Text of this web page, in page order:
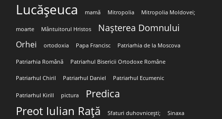
Lucășeuca mamă Mitropolia Mitropolia Moldovei;
moarte Mântuitorul Hristos Nașterea Domnului
Orhei ortodoxia Papa Francisc Patriarhia de la Moscova
Patriarhia Română Patriarhul Bisericii Ortodoxe Române
Patriarhul Chiril Patriarhul Daniel Patriarhul Ecumenic
Patriarhul Kirill pictura Predica
Preot Iulian Rață Sfaturi duhovnicești; Sinaxa